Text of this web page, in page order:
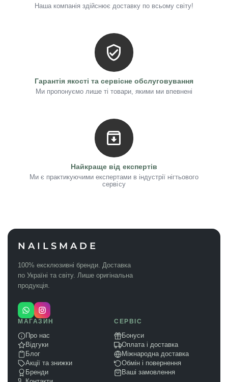
Наша компанія здійснює доставку по всьому світу!
Гарантія якості та сервісне обслуговування
Ми пропонуємо лише ті товари, якими ми впевнені
Найкраще від експертів
Ми є практикуючими експертами в індустрії нігтьового
сервісу
NAILSMADE
100% ексклюзивні бренди. Доставка
по Україні та світу. Лише оригінальна
продукція.
МАГАЗИН
Про нас
Відгуки
Блог
Акції та знижки
Бренди
СЕРВІС
Бонуси
Оплата і доставка
Міжнародна доставка
Обмін і повернення
Ваші замовлення